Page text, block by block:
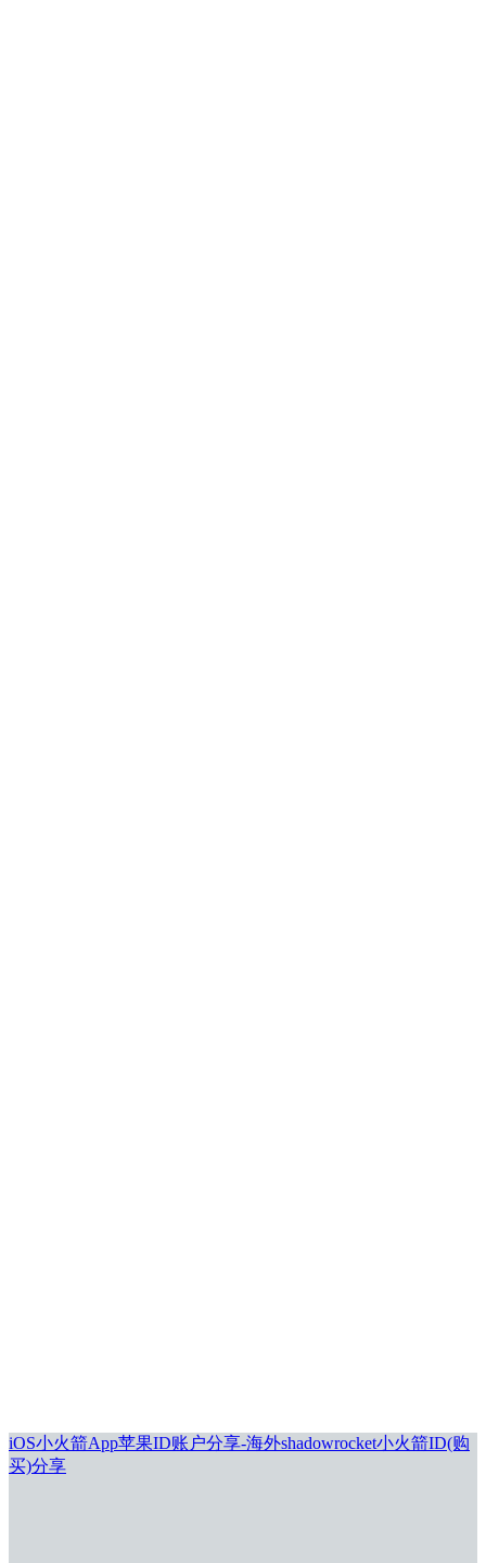
iOS小火箭App苹果ID账户分享-海外shadowrocket小火箭ID(购
买)分享